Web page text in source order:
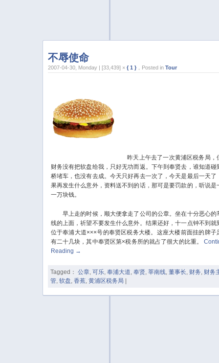
不辱使命
2007-04-30, Monday | [33,439] ×{ 1 } ，Posted inTour
昨天上午去了一次黄浦区税务局，
财务没有把软盘给我，只好无功而返。下午到奉贤去，谁知道碰
桥堵车，也没有去成。今天只好再去一次了，今天是最后一天了
果再发生什么意外，资料送不到的话，那可是要罚款的，听说是
一万块钱。
早上走的时候，顺大便拿走了公司的公章。坐在十分恶心的
线的上面，祈望不要发生什么意外。结果还好，十一点钟不到就
位于奉浦大道×××号的奉贤区税务大楼。这座大楼前面挂的牌子
有二十几块，其中奉贤区第×税务所的就占了很大的比重。
Reading →
Tagged： 公章,可乐,奉浦大道,奉贤,莘南线,董事长, 财务, 财务
管,软盘,香蕉,黄浦区税务局